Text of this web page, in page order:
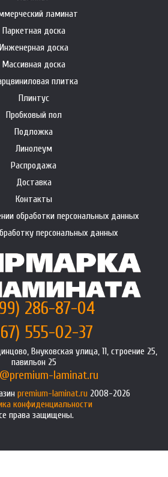
ламинат
Паркетная доска
Инженерная доска
Массивная доска
плитка
Плинтус
Пробковый пол
Подложка
Линолеум
Распродажа
Доставка
Контакты
обработки персональных данных
персональных данных
286-87-04
555-02-37
Внуковская улица, 11, строение 25,
павильон 25
laminat.ru
premium-laminat.ru2008-2026
конфиденциальности
права защищены.